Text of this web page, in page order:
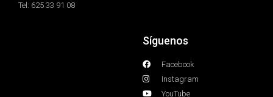
Tel: 625 33 91 08
Síguenos
Facebook
Instagram
YouTube